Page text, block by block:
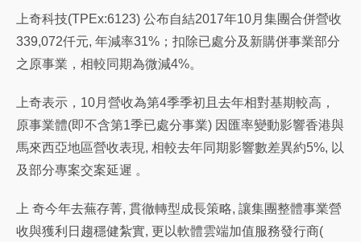
上奇科技(TPEx:6123) 公布自結2017年10月集團合併營收
339,072仟元, 年減率31%；扣除已處分及新購併事業部分
之原事業，相較同期為微減4%。
上奇表示，10月營收為第4季季初且去年相對基期較高，
原事業體(即不含第1季已處分事業) 因匯率變動影響香港與
馬來西亞地區營收表現, 相較去年同期影響數差異約5%, 以
及部分專案交案延遲 。
上 奇今年去蕪存菁, 貫徹轉型成長策略, 讓集團整體事業營
收與獲利日趨穩健紮實, 更以軟體雲端加值服務發行商(